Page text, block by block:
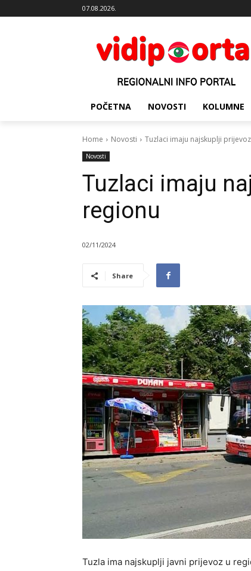
07.08.2026.
POČETNA NOVOSTI KOLUMNE
Home Novosti Tuzlaci imaju najskuplji
Novosti
Tuzlaci imaju
regionu
02/11/2024
Share
Tuzla ima najskuplji javni prijevoz u